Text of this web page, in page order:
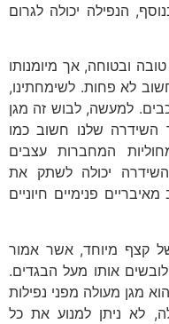
הנפילה יכולה לגרום
ובטוחה, אך מיומנותו
לא פחות. לשימחתינו,
למעשה, לבוש זה מגן
השידרה שלנו חשוב כמו
המחברות עצבים
יכולה לשתק את
פנימיים חיוניים
קצף מיוחד, אשר אמור
אותו מעל הבגדים.
מגן מעולה מפני נפילות
לא ניתן למנוע את כל